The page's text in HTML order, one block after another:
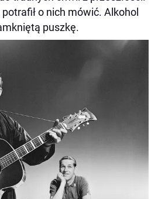
o nich mówić. Alkohol
puszkę.